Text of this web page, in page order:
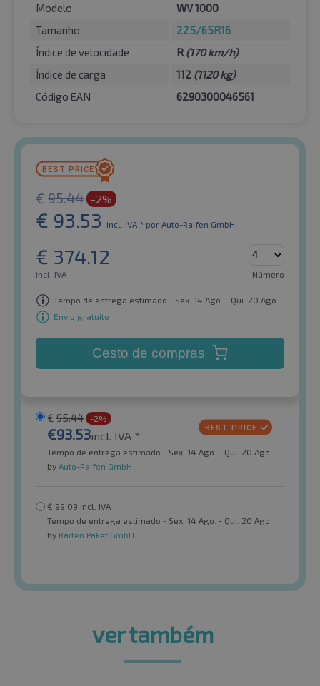
Modelo
WV 1000
Tamanho
225/65R16
Índice de velocidade
R (170 km/h)
Índice de carga
112 (1120 kg)
Código EAN
6290300046561
€ 95.44 -2%
€ 93.53 incl. IVA * por Auto-Raifen GmbH
€ 374.12
incl. IVA Número
Tempo de entrega estimado - Sex. 14 Ago. - Qui. 20 Ago.
Envio gratuito
Cesto de compras
€ 95.44 -2%
€93.53incl. IVA *
Tempo de entrega estimado - Sex. 14 Ago. - Qui. 20 Ago.
by Auto-Raifen GmbH
€ 99.09 incl. IVA
Tempo de entrega estimado - Sex. 14 Ago. - Qui. 20 Ago.
by Raifen Paket GmbH
ver também